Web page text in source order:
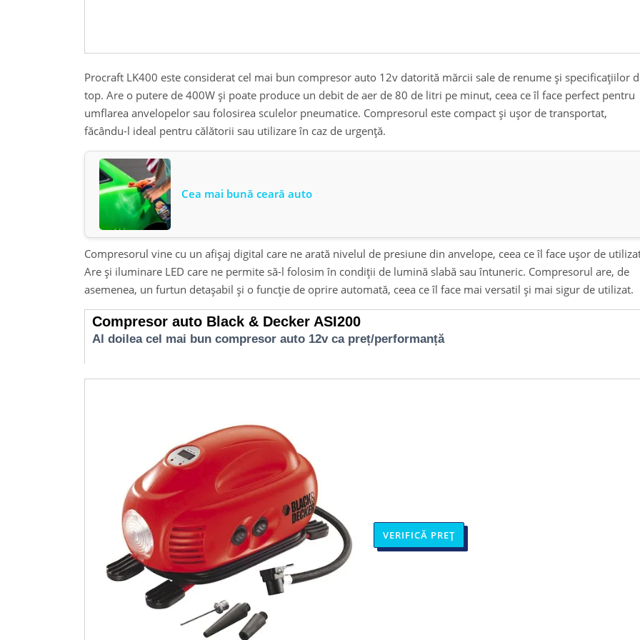
Procraft LK400 este considerat cel mai bun compresor auto 12v datorită mărcii sale de renume și specificațiilor
top. Are o putere de 400W și poate produce un debit de aer de 80 de litri pe minut, ceea ce îl face perfect pentru
umflarea anvelopelor sau folosirea sculelor pneumatice. Compresorul este compact și ușor de transportat,
făcându-l ideal pentru călătorii sau utilizare în caz de urgență.
Cea mai bună ceară auto
Compresorul vine cu un afișaj digital care ne arată nivelul de presiune din anvelope, ceea ce îl face ușor de
Are și iluminare LED care ne permite să-l folosim în condiții de lumină slabă sau întuneric. Compresorul are, de
asemenea, un furtun detașabil și o funcție de oprire automată, ceea ce îl face mai versatil și mai sigur de utilizat.
Compresor auto Black & Decker ASI200
Al doilea cel mai bun compresor auto 12v ca preț/performanță
VERIFICĂ PREȚ